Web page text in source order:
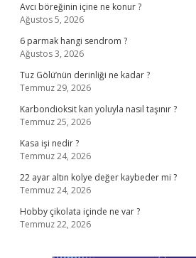
Avcı böreğinin içine ne konur ?
Ağustos 5, 2026
6 parmak hangi sendrom ?
Ağustos 3, 2026
Tuz Gölü’nün derinliği ne kadar ?
Temmuz 29, 2026
Karbondioksit kan yoluyla nasıl taşınır ?
Temmuz 25, 2026
Kasa işi nedir ?
Temmuz 24, 2026
22 ayar altın kolye değer kaybeder mi ?
Temmuz 24, 2026
Hobby çikolata içinde ne var ?
Temmuz 22, 2026